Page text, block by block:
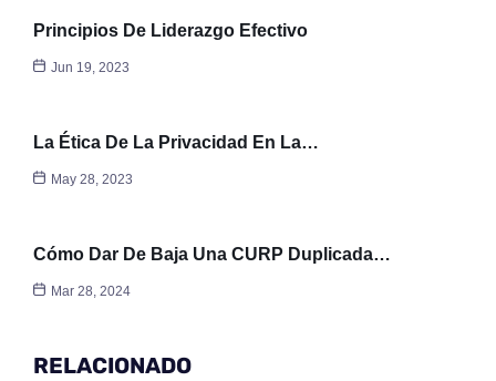
Principios De Liderazgo Efectivo
Jun 19, 2023
La Ética De La Privacidad En La…
May 28, 2023
Cómo Dar De Baja Una CURP Duplicada…
Mar 28, 2024
RELACIONADO